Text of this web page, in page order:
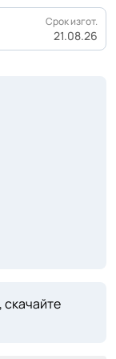
Срок изгот.
21.08.26
скачайте